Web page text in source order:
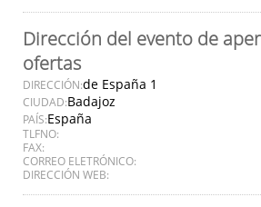
Dirección del evento de
ofertas
DIRECCIÓN:de España 1
CIUDAD:Badajoz
PAÍS:España
TLFNO:
FAX:
CORREO ELETRÓNICO:
DIRECCIÓN WEB: